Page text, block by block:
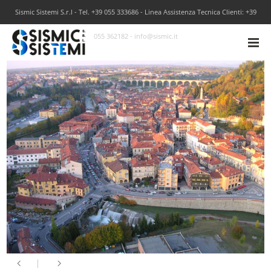
Sismic Sistemi S.r.l - Tel. +39 055 333686 - Linea Assistenza Tecnica Clienti: +39
055 362182 - info@sismic.it